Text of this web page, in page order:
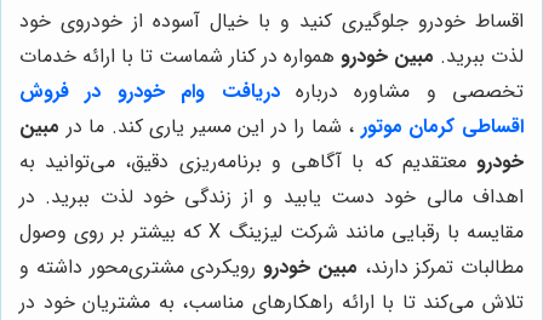
اقساط خودرو جلوگیری کنید و با خیال آسوده از خودروی خود
لذت ببرید. مبین خودرو همواره در کنار شماست تا با ارائه خدمات
تخصصی و مشاوره دربارهدریافت وام خودرو در فروش
اقساطی کرمان موتور ، شما را در این مسیر یاری کند. ما در مبین
خودرو معتقدیم که با آگاهی و برنامه‌ریزی دقیق، می‌توانید به
اهداف مالی خود دست یابید و از زندگی خود لذت ببرید. در
مقایسه با رقبایی مانند شرکت لیزینگ X که بیشتر بر روی وصول
مطالبات تمرکز دارند، مبین خودرو رویکردی مشتری‌محور داشته و
تلاش می‌کند تا با ارائه راهکارهای مناسب، به مشتریان خود در